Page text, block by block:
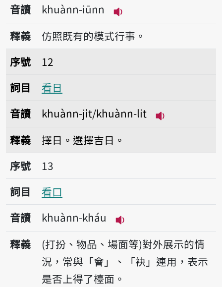
音讀
khuànn-iūnn
播放音讀khuànn-iūnn
釋義
仿照既有的模式行事。
序號12看日
序號
12
詞目
看日
音讀
khuànn-ji̍t/khuànn-li̍t
釋義
擇日。選擇吉日。
序號13看口
序號
13
詞目
看口
音讀
khuànn-kháu
播放音讀khuànn-kháu
釋義
(打扮、物品、場面等)對外展示的情
況，常與「會」、「袂」連用，表示
是否上得了檯面。